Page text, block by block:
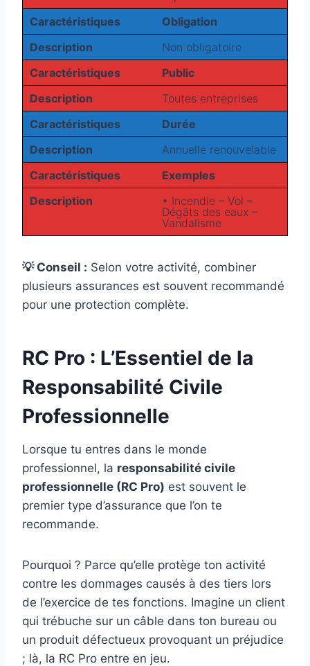
Caractéristiques
Obligation
Description
Non obligatoire
Caractéristiques
Public
Description
Toutes entreprises
Caractéristiques
Durée
Description
Annuelle renouvelable
Caractéristiques
Exemples
Description
• Incendie – Vol –
Dégâts des eaux –
Vandalisme
💡 Conseil : Selon votre activité, combiner
plusieurs assurances est souvent recommandé
pour une protection complète.
RC Pro : L’Essentiel de la
Responsabilité Civile
Professionnelle
Lorsque tu entres dans le monde
professionnel, la responsabilité civile
professionnelle (RC Pro) est souvent le
premier type d’assurance que l’on te
recommande.
Pourquoi ? Parce qu’elle protège ton activité
contre les dommages causés à des tiers lors
de l’exercice de tes fonctions. Imagine un client
qui trébuche sur un câble dans ton bureau ou
un produit défectueux provoquant un préjudice
; là, la RC Pro entre en jeu.